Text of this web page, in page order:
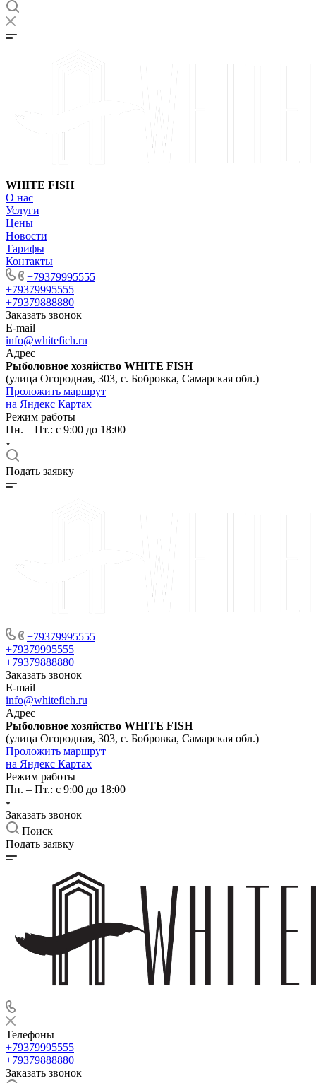
WHITE FISH
О нас
Услуги
Цены
Новости
Тарифы
Контакты
+79379995555
+79379995555
+79379888880
Заказать звонок
E-mail
info@whitefich.ru
Адрес
Рыболовное хозяйство WHITE FISH
(улица Огородная, 303, с. Бобровка, Самарская обл.)
Проложить маршрут
на Яндекс Картах
Режим работы
Пн. – Пт.: с 9:00 до 18:00
Подать заявку
+79379995555
+79379995555
+79379888880
Заказать звонок
E-mail
info@whitefich.ru
Адрес
Рыболовное хозяйство WHITE FISH
(улица Огородная, 303, с. Бобровка, Самарская обл.)
Проложить маршрут
на Яндекс Картах
Режим работы
Пн. – Пт.: с 9:00 до 18:00
Заказать звонок
Поиск
Подать заявку
Телефоны
+79379995555
+79379888880
Заказать звонок